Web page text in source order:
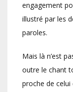
engagement
illustré par les
paroles.
Mais là n’est
outre le chant
proche de celui